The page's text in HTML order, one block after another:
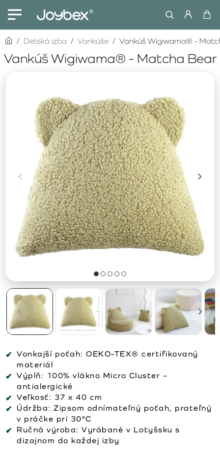
Vankúš Wigiwama® - Matcha Bear
homeDetská izba Vankúše Vankúš Wigiwama® -
Vonkajší poťah: OEKO-TEX® certifikovaný
materiál
Výplň: 100% vlákno Micro Cluster –
antialergické
Veľkosť: 37 x 40 cm
Údržba: Zipsom odnímateľný poťah, prateľný
v práčke pri 30°C
Ručná výroba: Vyrábané v Lotyšsku s
dizajnom do každej izby